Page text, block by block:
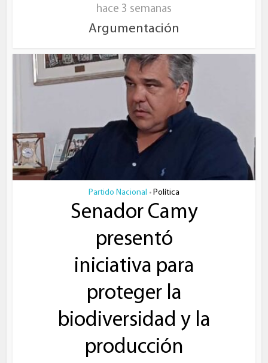
hace 3 semanas
Argumentación
Partido Nacional • Política
Senador Camy
presentó
iniciativa para
proteger la
biodiversidad y la
producción